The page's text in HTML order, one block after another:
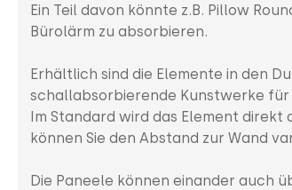
Ein Teil davon könnte z.B. Pillow
Bürolärm zu absorbieren.
Erhältlich sind die Elemente in den
schallabsorbierende Kunstwerke
Im Standard wird das Element
können Sie den Abstand zur Wand
Die Paneele können einander auch